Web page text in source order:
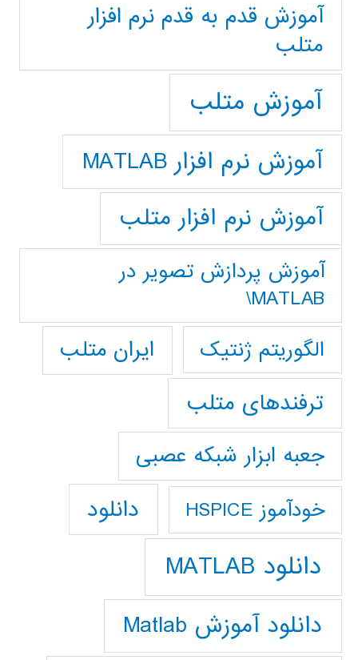
آموزش قدم به قدم نرم افزار
متلب
آموزش متلب
آموزش نرم افزار MATLAB
آموزش نرم افزار متلب
آموزش پردازش تصوير در
MATLAB\
الگوریتم ژنتیک
ایران متلب
ترفندهای متلب
جعبه ابزار شبکه عصبی
خودآموز HSPICE دانلود
دانلود MATLAB
دانلود آموزش Matlab